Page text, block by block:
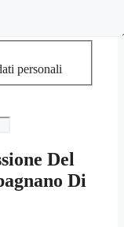
personali
Del
Di